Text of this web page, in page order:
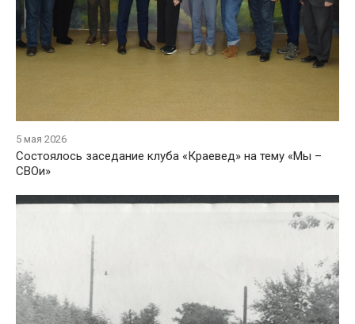
5 мая 2026
Состоялось заседание клуба «Краевед» на тему «Мы –
СВОи»